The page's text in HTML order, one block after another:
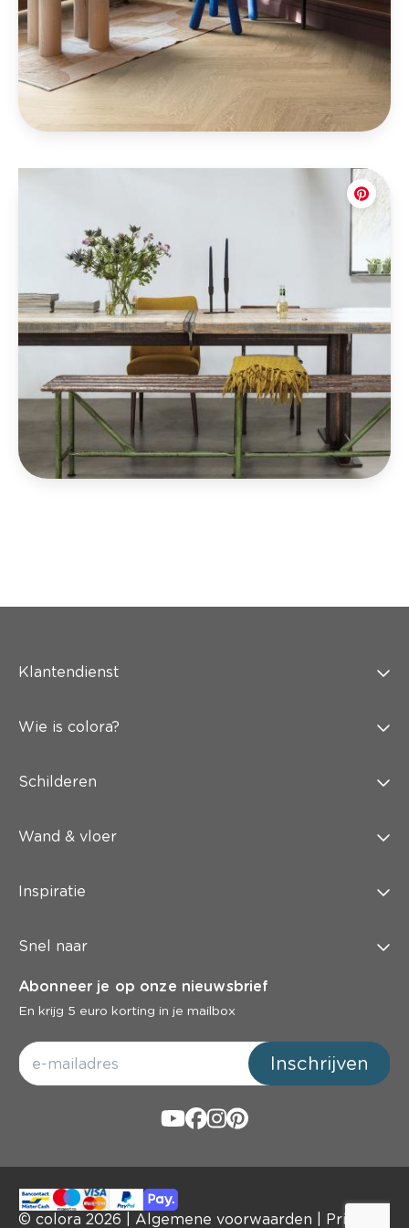
Klantendienst
Wie is colora?
Schilderen
Wand & vloer
Inspiratie
Snel naar
Abonneer je op onze nieuwsbrief
En krijg 5 euro korting in je mailbox
Inschrijven
© colora 2026 Algemene voorwaarden Privacy